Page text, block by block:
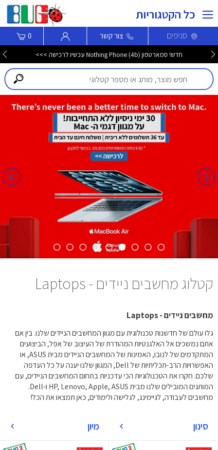
כל הקטגוריות
סניפים צור קשר 0
חדש! סמארטפון Nothing Phone (4b) עכשיו לרכישה >>>
קטלוג מחשבים ניידים - Laptops
מחשבים ניידים - Laptops
גלו עולם של חדשנות טכנולוגית עם מגוון המחשבים הניידים שלנו. בין אם
אתם נמשכים אל האלגנטיות המהודרת של העיצוב של אפל, הביצועים
המתקדמים של לנובו, האמינות של המחשבים הניידים מבית ASUS, או
האפשרויות הרב-תכליתיות של Dell, המגוון שלנו יענה על כל העדפה
שלכם. חקרו את הטכנולוגיות הכי עדכניות בתחום המחשבים הניידים, עם
המותגים המובילים שלנו מבית HP, Lenovo, Apple, ASUS ו-Dell.
מחשבים לעבודה, לגיימינג, לגלישה ולימודים, כאן תמצאו את הכל!
סינון מיון